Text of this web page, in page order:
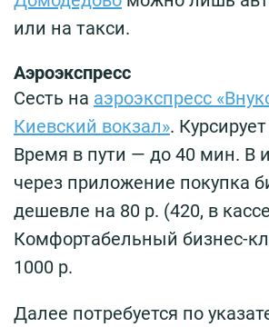
или на такси.
Аэроэкспресс
Сесть на аэроэкспресс
Киевский вокзал».
Время в пути — до 40 мин. В
через приложение покупка
дешевле на 80 р. (420, в
Комфортабельный бизнес-
1000 р.
Далее потребуется по